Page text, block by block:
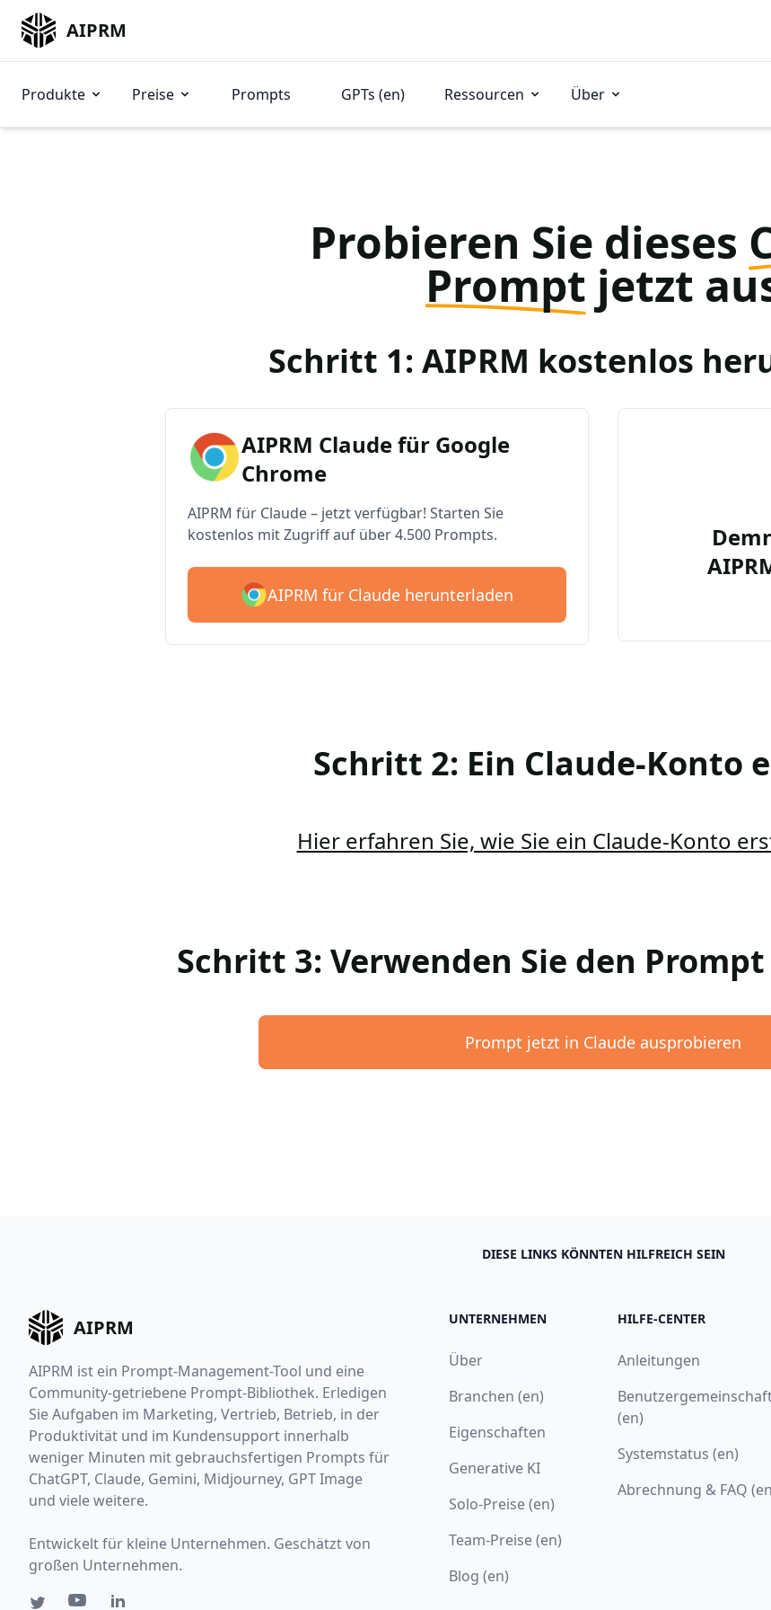
AIPRM
Produkte Preise Prompts GPTs (en) Ressourcen Über
Probieren Sie dieses
Prompt jetzt
Schritt 1: AIPRM kostenlos
AIPRM Claude für Google
Chrome
AIPRM für Claude – jetzt verfügbar! Starten Sie
kostenlos mit Zugriff auf über 4.500 Prompts.
AIPRM für Claude herunterladen
Schritt 2: Ein Claude-Konto
Hier erfahren Sie, wie Sie ein Claude-Konto
Schritt 3: Verwenden Sie den
Prompt jetzt in Claude ausprobieren
DIESE LINKS KÖNNTEN HILFREICH SEIN
AIPRM
AIPRM ist ein Prompt-Management-Tool und eine
Community-getriebene Prompt-Bibliothek. Erledigen
Sie Aufgaben im Marketing, Vertrieb, Betrieb, in der
Produktivität und im Kundensupport innerhalb
weniger Minuten mit gebrauchsfertigen Prompts für
ChatGPT, Claude, Gemini, Midjourney, GPT Image
und viele weitere.
Entwickelt für kleine Unternehmen. Geschätzt von
großen Unternehmen.
UNTERNEHMEN
Über
Branchen (en)
Eigenschaften
Generative KI
Solo-Preise (en)
Team-Preise (en)
Blog (en)
HILFE-CENTER
Anleitungen
(en)
Systemstatus (en)
Abrechnung & FAQ